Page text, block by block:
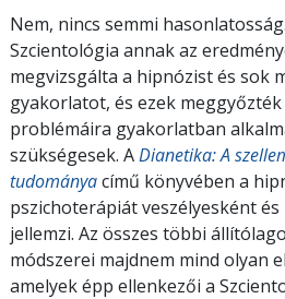
Nem, nincs semmi
Szcientológia annak az
megvizsgálta a hipnózist és sok
gyakorlatot, és ezek
problémáira gyakorlatban
szükségesek. ADianetika: A
tudományacímű könyvében a
pszichoterápiát veszélyesként
jellemzi. Az összes többi
módszerei majdnem mind olyan
amelyek épp ellenkezői a